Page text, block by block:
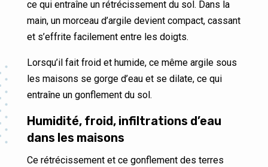
ce qui entraîne un rétrécissement du sol. Dans la
main, un morceau d’argile devient compact, cassant
et s’effrite facilement entre les doigts.
Lorsqu’il fait froid et humide, ce même argile sous
les maisons se gorge d’eau et se dilate, ce qui
entraîne un gonflement du sol.
Humidité, froid, infiltrations d’eau
dans les maisons
Ce rétrécissement et ce gonflement des terres